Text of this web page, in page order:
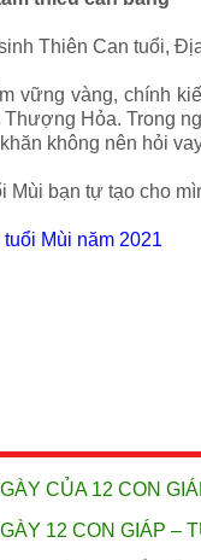
Thiên Can tuổi,
vững vàng, chính
Hỏa. Trong
không nên hỏi
Mùi bạn tự tạo cho
Mùi năm 2021
CỦA 12 CON
12 CON GIÁP –